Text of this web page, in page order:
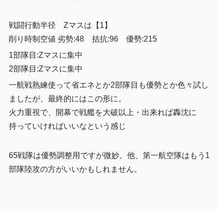
戦闘行動半径 Zマスは【1】
削り時制空値 劣勢:48 拮抗:96 優勢:215
1部隊目:Zマスに集中
2部隊目:Zマスに集中
一航戦熟練使って省エネとか2部隊目も優勢とか色々試し
ましたが、最終的にはこの形に。
火力重視で、開幕で戦艦を大破以上・出来れば轟沈に
持っていければいいなという感じ
65戦隊は優勢調整用ですが微妙。他、第一航空隊はもう1
部隊陸攻の方がいいかもしれません。